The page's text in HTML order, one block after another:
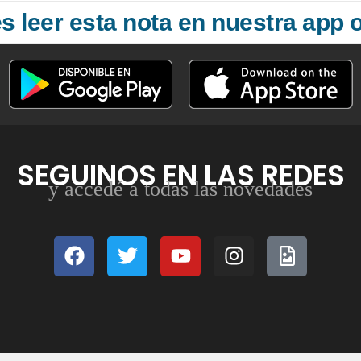
leer esta nota en nuestra app
SEGUINOS EN LAS REDES
y accedé a todas las novedades